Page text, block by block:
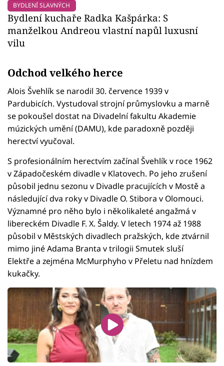
BYDLENÍ SLAVNÝCH
Bydlení kuchaře Radka Kašpárka: S
manželkou Andreou vlastní napůl luxusní
vilu
Odchod velkého herce
Alois Švehlík se narodil 30. července 1939 v
Pardubicích. Vystudoval strojní průmyslovku a marně
se pokoušel dostat na Divadelní fakultu Akademie
múzických umění (DAMU), kde paradoxně později
herectví vyučoval.
S profesionálním herectvím začínal Švehlík v roce 1962
v Západočeském divadle v Klatovech. Po jeho zrušení
působil jednu sezonu v Divadle pracujících v Mostě a
následující dva roky v Divadle O. Stibora v Olomouci.
Významné pro něho bylo i několikaleté angažmá v
libereckém Divadle F. X. Šaldy. V letech 1974 až 1988
působil v Městských divadlech pražských, kde ztvárnil
mimo jiné Adama Branta v trilogii Smutek sluší
Elektře a zejména McMurphyho v Přeletu nad hnízdem
kukačky.